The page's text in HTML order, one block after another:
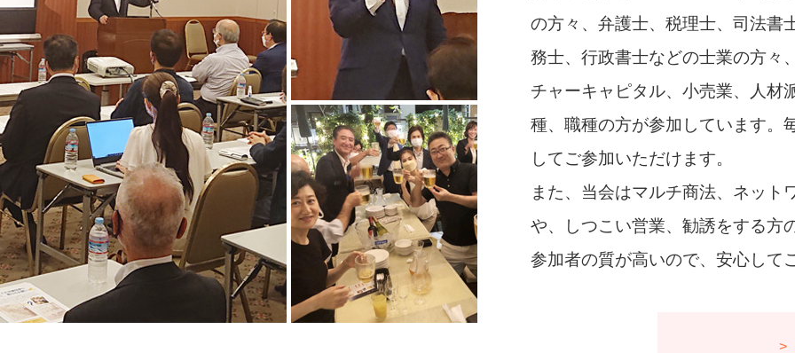
の方々、弁護士、税理士、司法書
務士、行政書士などの士業の方々
チャーキャピタル、小売業、人材
種、職種の方が参加しています。
してご参加いただけます。
また、当会はマルチ商法、ネット
や、しつこい営業、勧誘をする方
参加者の質が高いので、安心して